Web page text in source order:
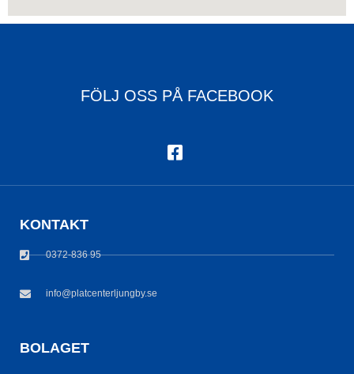
FÖLJ OSS PÅ FACEBOOK
KONTAKT
0372-836 95
info@platcenterljungby.se
BOLAGET